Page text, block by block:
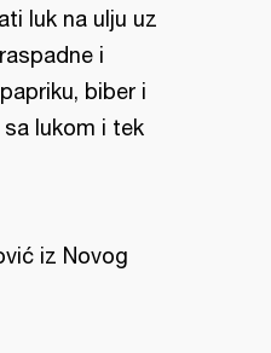
luk na ulju uz
i
biber i
lukom i tek
iz Novog